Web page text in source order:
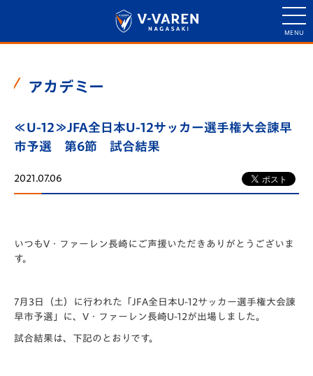
アカデミー
≪U-12≫JFA全日本U-12サッカー選手権大会諫早
市予選 第6節 試合結果
2021.07.06
いつもV・ファーレン長崎にご声援いただきありがとうございま
す。
7月3日（土）に行われた「️JFA全日本U-12サッカー選手権大会諫
早市予選」に、V・ファーレン長崎U-12が出場しました。
試合結果は、下記のとおりです。